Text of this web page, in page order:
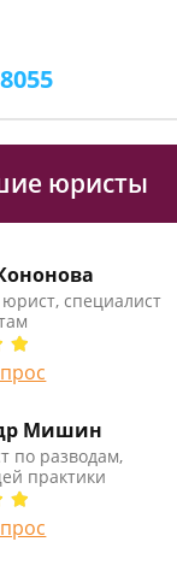
юристы
специалист
Мишин
по разводам,
практики